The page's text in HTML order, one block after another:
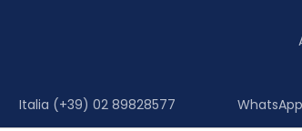
Italia (+39) 02 89828577